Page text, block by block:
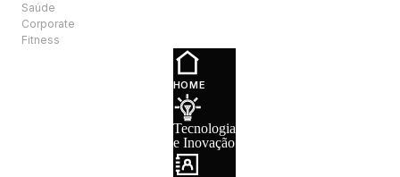
Saúde
Corporate
Fitness
HOME
Tecnologia
e Inovação